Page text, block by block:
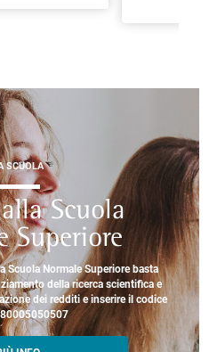
SCUOLA
Scuola
Superiore
Scuola Normale Superiore basta
della ricerca scientifica e
dei redditi e inserire il codice